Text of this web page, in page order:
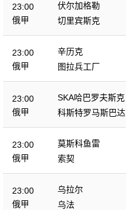
23:00
俄甲
伏尔加格勒
切里宾斯克
23:00
俄甲
辛历克
图拉兵工厂
23:00
俄甲
SKA哈巴罗夫斯克
科斯特罗马斯巴达
23:00
俄甲
莫斯科鱼雷
索契
23:00
俄甲
乌拉尔
乌法